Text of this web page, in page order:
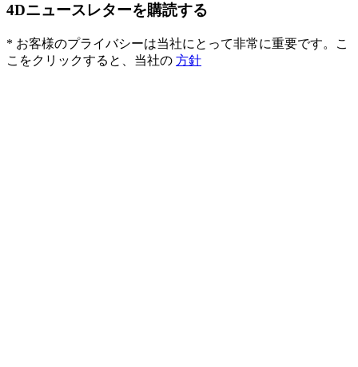
4Dニュースレターを購読する
* お客様のプライバシーは当社にとって非常に重要です。こ
こをクリックすると、当社の 方針